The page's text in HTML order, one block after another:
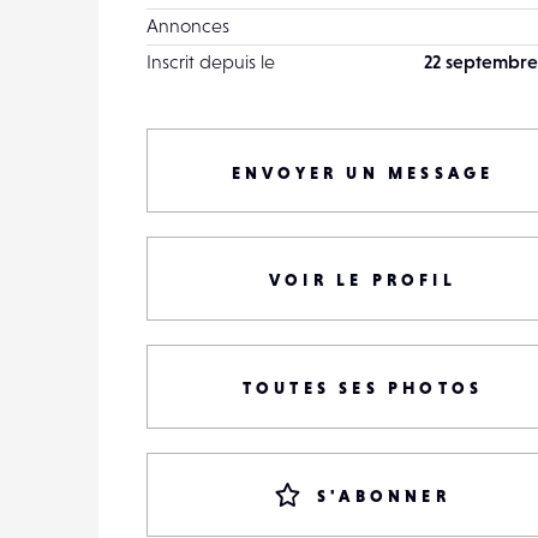
Annonces
Inscrit depuis le
22
ENVOYER UN MESSAGE
VOIR LE PROFIL
TOUTES SES PHOTOS
S'ABONNER